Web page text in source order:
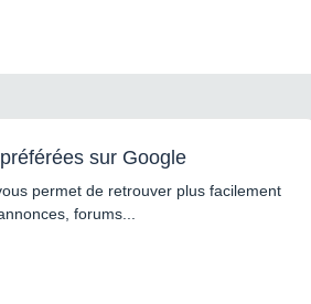
sur Google
permet de retrouver plus facilement
forums...